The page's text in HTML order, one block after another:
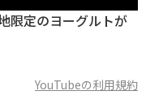
限定のヨーグルトが
YouTubeの利用規約